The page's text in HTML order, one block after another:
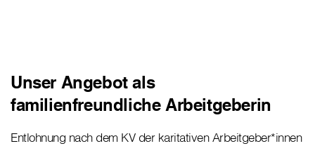
Unser Angebot als
familienfreundliche Arbeitgeberin
Entlohnung nach dem KV der karitativen Arbeitgeber*innen